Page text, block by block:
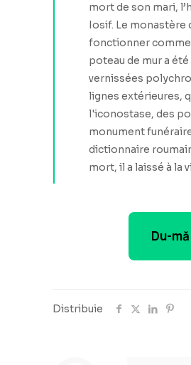
mort de son mari,
Iosif. Le monastère
fonctionner comme
poteau de mur a
vernissées
lignes extérieures,
l'iconostase, des
monument
dictionnaire
mort, il a laissé à la
Du-
Distribuie